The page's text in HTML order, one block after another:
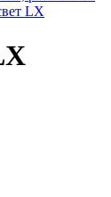
LX